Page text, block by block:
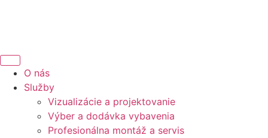
O nás
Služby
Vizualizácie a projektovanie
Výber a dodávka vybavenia
Profesionálna montáž a servis